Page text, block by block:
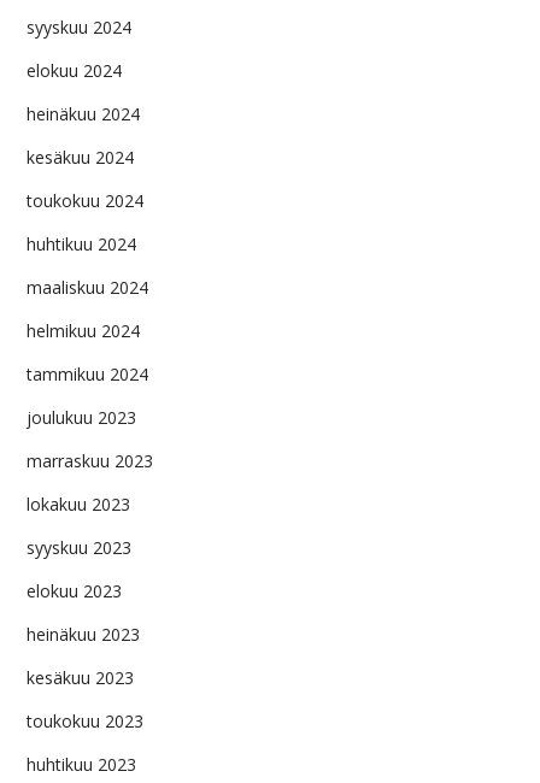
syyskuu 2024
elokuu 2024
heinäkuu 2024
kesäkuu 2024
toukokuu 2024
huhtikuu 2024
maaliskuu 2024
helmikuu 2024
tammikuu 2024
joulukuu 2023
marraskuu 2023
lokakuu 2023
syyskuu 2023
elokuu 2023
heinäkuu 2023
kesäkuu 2023
toukokuu 2023
huhtikuu 2023